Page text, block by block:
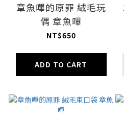
章魚嗶的原罪 絨毛玩
偶 章魚嗶
NT$650
ADD TO CART